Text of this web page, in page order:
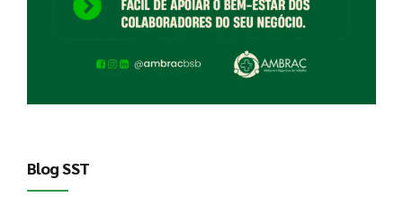
Blog SST